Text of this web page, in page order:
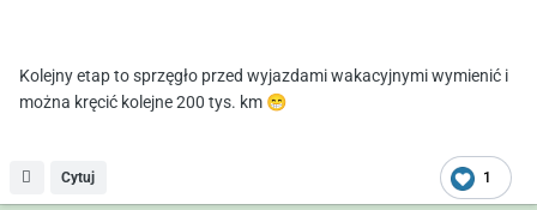
Kolejny etap to sprzęgło przed wyjazdami wakacyjnymi wymienić i
można kręcić kolejne 200 tys. km 😁
1
Cytuj